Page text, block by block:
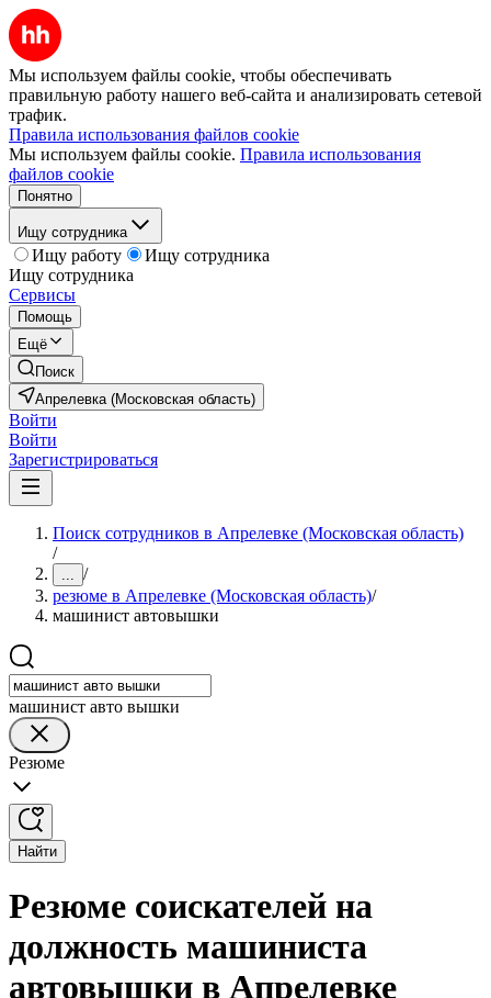
Мы используем файлы cookie, чтобы обеспечивать
правильную работу нашего веб-сайта и анализировать сетевой
трафик.
Правила использования файлов cookie
Мы используем файлы cookie. Правила использования
файлов cookie
Понятно
Ищу сотрудника
Ищу работу
Ищу сотрудника
Ищу сотрудника
Сервисы
Помощь
Ещё
Поиск
Апрелевка (Московская область)
Войти
Войти
Зарегистрироваться
Поиск сотрудников в Апрелевке (Московская область)
/
... /
резюме в Апрелевке (Московская область)/
машинист автовышки
машинист авто вышки
Резюме
Найти
Резюме соискателей на
должность машиниста
автовышки в Апрелевке